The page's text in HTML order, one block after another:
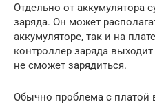
Отдельно от аккумулятора
заряда. Он может
аккумуляторе, так и на
контроллер заряда
не сможет зарядиться.
Обычно проблема с платой